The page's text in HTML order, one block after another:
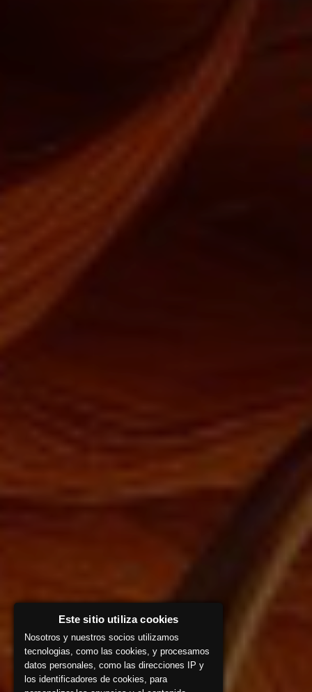
Este sitio utiliza cookies
Nosotros y nuestros socios utilizamos
tecnologias, como las cookies, y procesamos
datos personales, como las direcciones IP y
los identificadores de cookies, para